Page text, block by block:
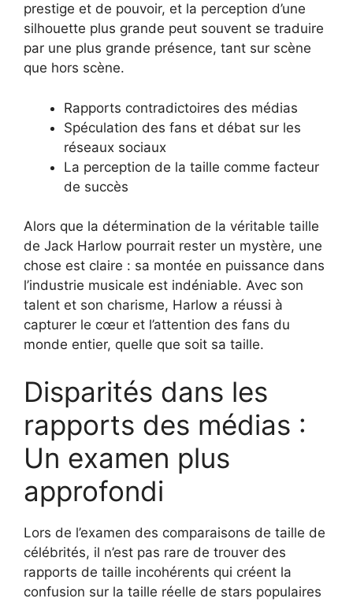
prestige et de pouvoir, et la perception d’une
silhouette plus grande peut souvent se traduire
par une plus grande présence, tant sur scène
que hors scène.
Rapports contradictoires des médias
Spéculation des fans et débat sur les
réseaux sociaux
La perception de la taille comme facteur
de succès
Alors que la détermination de la véritable taille
de Jack Harlow pourrait rester un mystère, une
chose est claire : sa montée en puissance dans
l’industrie musicale est indéniable. Avec son
talent et son charisme, Harlow a réussi à
capturer le cœur et l’attention des fans du
monde entier, quelle que soit sa taille.
Disparités dans les
rapports des médias :
Un examen plus
approfondi
Lors de l’examen des comparaisons de taille de
célébrités, il n’est pas rare de trouver des
rapports de taille incohérents qui créent la
confusion sur la taille réelle de stars populaires